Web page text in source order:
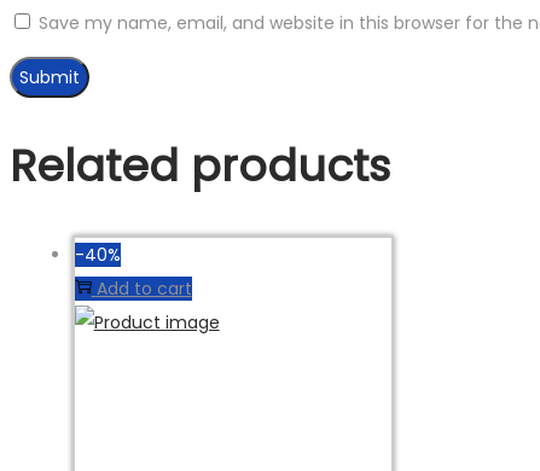
Save my name, email, and website in this browser for the
Related products
-40%
Add to cart